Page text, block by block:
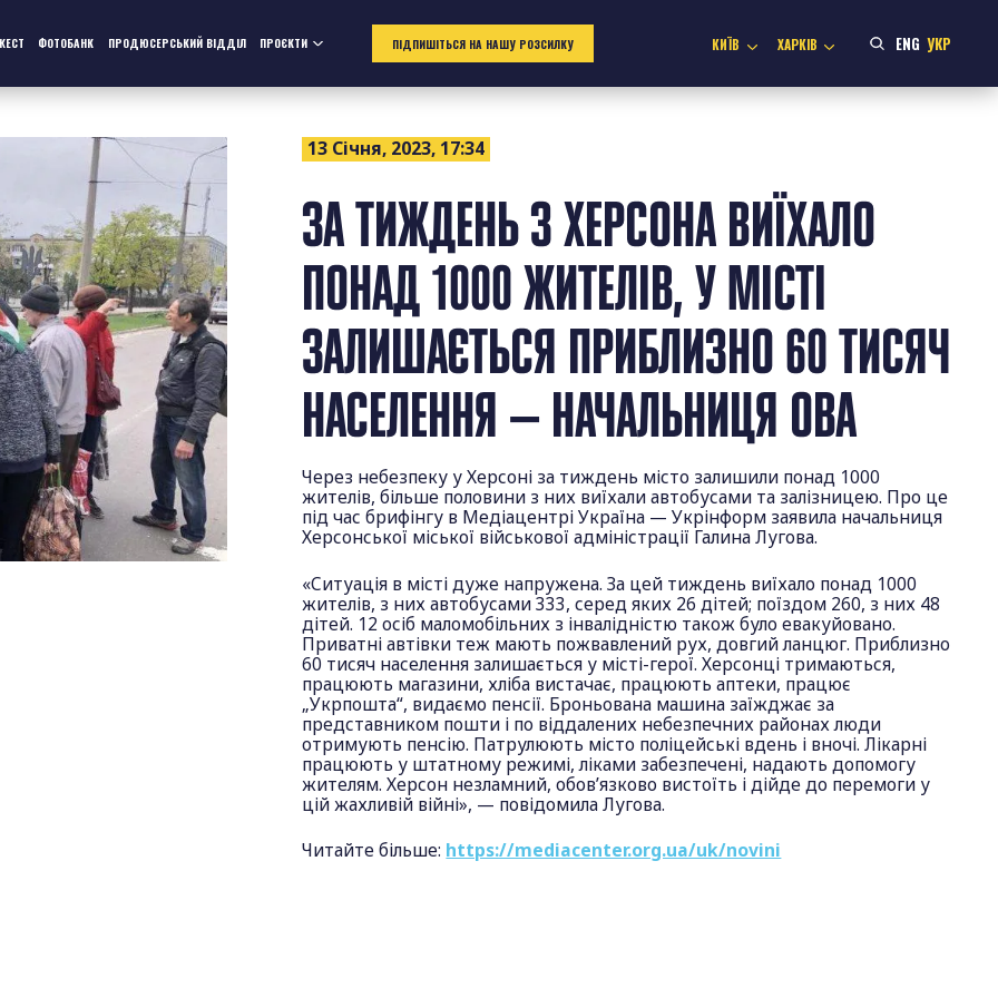
ФОТОБАНК ПРОДЮСЕРСЬКИЙ ВІДДІЛ ПРОЄКТИ ПІДПИШІТЬСЯ НА НАШУ РОЗСИЛКУ КИЇВ ХАРКІВ ENG УКР
13 Січня, 2023, 17:34
ЗА ТИЖДЕНЬ З ХЕРСОНА ВИЇХАЛО
ПОНАД 1000 ЖИТЕЛІВ, У МІСТІ
ЗАЛИШАЄТЬСЯ ПРИБЛИЗНО 60 ТИСЯЧ
НАСЕЛЕННЯ — НАЧАЛЬНИЦЯ ОВА
Через небезпеку у Херсоні за тиждень місто залишили понад 1000
жителів, більше половини з них виїхали автобусами та залізницею. Про це
під час брифінгу в Медіацентрі Україна — Укрінформ заявила начальниця
Херсонської міської військової адміністрації Галина Лугова.
«Ситуація в місті дуже напружена. За цей тиждень виїхало понад 1000
жителів, з них автобусами 333, серед яких 26 дітей; поїздом 260, з них 48
дітей. 12 осіб маломобільних з інвалідністю також було евакуйовано.
Приватні автівки теж мають пожвавлений рух, довгий ланцюг. Приблизно
60 тисяч населення залишається у місті-герої. Херсонці тримаються,
працюють магазини, хліба вистачає, працюють аптеки, працює
„Укрпошта“, видаємо пенсії. Броньована машина заїжджає за
представником пошти і по віддалених небезпечних районах люди
отримують пенсію. Патрулюють місто поліцейські вдень і вночі. Лікарні
працюють у штатному режимі, ліками забезпечені, надають допомогу
жителям. Херсон незламний, обов’язково вистоїть і дійде до перемоги у
цій жахливій війні», — повідомила Лугова.
Читайте більше: https://mediacenter.org.ua/uk/novini